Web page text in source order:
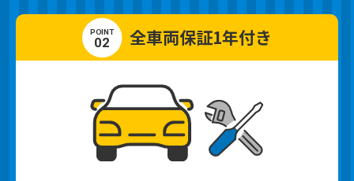
全車両保証1年付き
02